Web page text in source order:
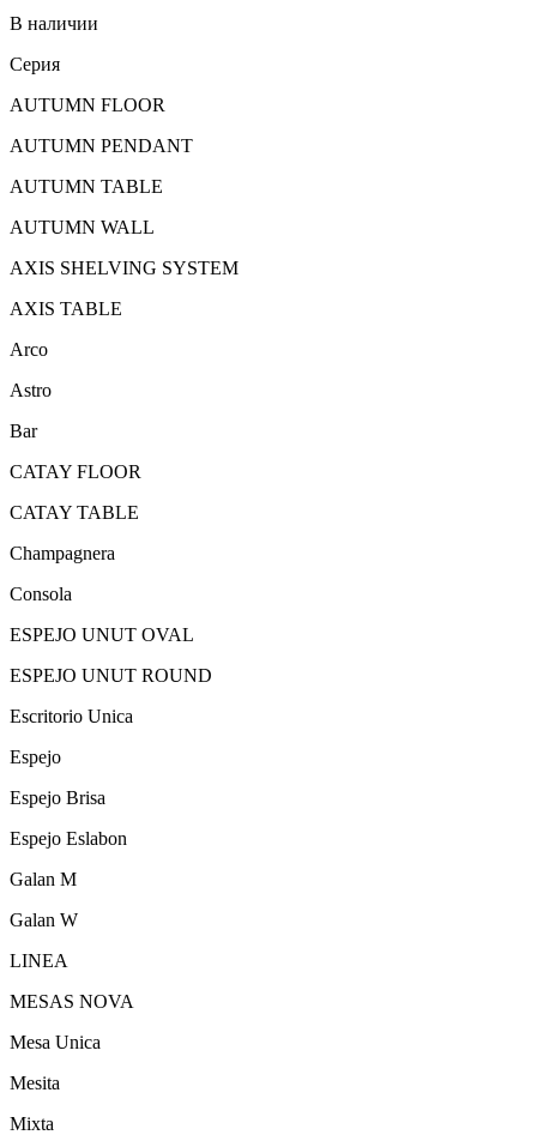
В наличии
Серия
AUTUMN FLOOR
AUTUMN PENDANT
AUTUMN TABLE
AUTUMN WALL
AXIS SHELVING SYSTEM
AXIS TABLE
Arco
Astro
Bar
CATAY FLOOR
CATAY TABLE
Champagnera
Consola
ESPEJO UNUT OVAL
ESPEJO UNUT ROUND
Escritorio Unica
Espejo
Espejo Brisa
Espejo Eslabon
Galan M
Galan W
LINEA
MESAS NOVA
Mesa Unica
Mesita
Mixta